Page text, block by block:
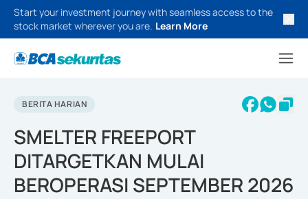
Start your investment journey with seamless access to the
stock market wherever you are. Learn More
BERITA HARIAN
SMELTER FREEPORT
DITARGETKAN MULAI
BEROPERASI SEPTEMBER 2026